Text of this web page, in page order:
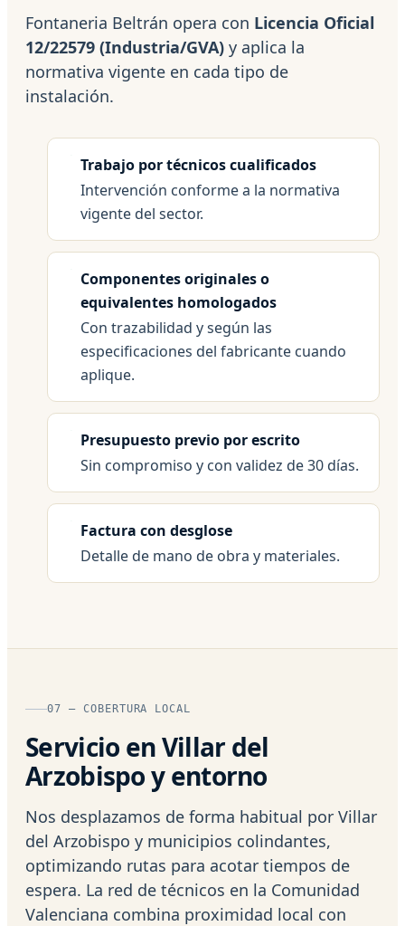
Fontaneria Beltrán opera con Licencia Oficial
12/22579 (Industria/GVA) y aplica la
normativa vigente en cada tipo de
instalación.
Trabajo por técnicos cualificados
Intervención conforme a la normativa
vigente del sector.
Componentes originales o
equivalentes homologados
Con trazabilidad y según las
especificaciones del fabricante cuando
aplique.
Presupuesto previo por escrito
Sin compromiso y con validez de 30 días.
Factura con desglose
Detalle de mano de obra y materiales.
07 — COBERTURA LOCAL
Servicio en Villar del
Arzobispo y entorno
Nos desplazamos de forma habitual por Villar
del Arzobispo y municipios colindantes,
optimizando rutas para acotar tiempos de
espera. La red de técnicos en la Comunidad
Valenciana combina proximidad local con